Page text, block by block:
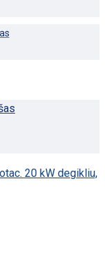
20 kW degikliu,